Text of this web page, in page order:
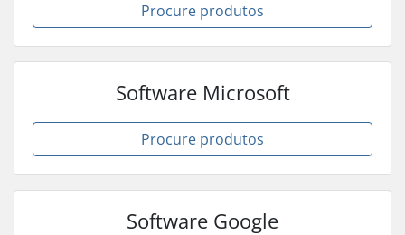
Procure produtos
Software Microsoft
Procure produtos
Software Google